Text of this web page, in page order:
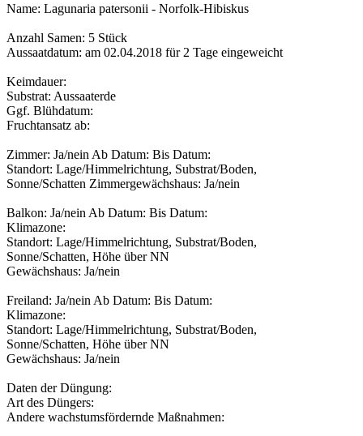
Name: Lagunaria patersonii - Norfolk-Hibiskus
Anzahl Samen: 5 Stück
Aussaatdatum: am 02.04.2018 für 2 Tage eingeweicht
Keimdauer:
Substrat: Aussaaterde
Ggf. Blühdatum:
Fruchtansatz ab:
Zimmer: Ja/nein Ab Datum: Bis Datum:
Standort: Lage/Himmelrichtung, Substrat/Boden,
Sonne/Schatten Zimmergewächshaus: Ja/nein
Balkon: Ja/nein Ab Datum: Bis Datum:
Klimazone:
Standort: Lage/Himmelrichtung, Substrat/Boden,
Sonne/Schatten, Höhe über NN
Gewächshaus: Ja/nein
Freiland: Ja/nein Ab Datum: Bis Datum:
Klimazone:
Standort: Lage/Himmelrichtung, Substrat/Boden,
Sonne/Schatten, Höhe über NN
Gewächshaus: Ja/nein
Daten der Düngung:
Art des Düngers:
Andere wachstumsfördernde Maßnahmen: